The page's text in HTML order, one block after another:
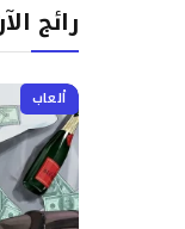
رائج
ألعاب